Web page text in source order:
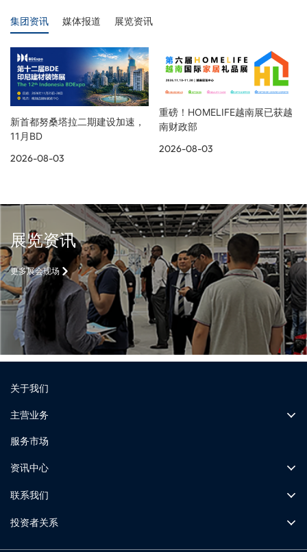
集团资讯 媒体报道 展览资讯
新首都努桑塔拉二期建设加速，
11月BD
2026-08-03
重磅！HOMELIFE越南展已获越
南财政部
2026-08-03
展览资讯
更多展会现场
关于我们
主营业务
服务市场
资讯中心
联系我们
投资者关系